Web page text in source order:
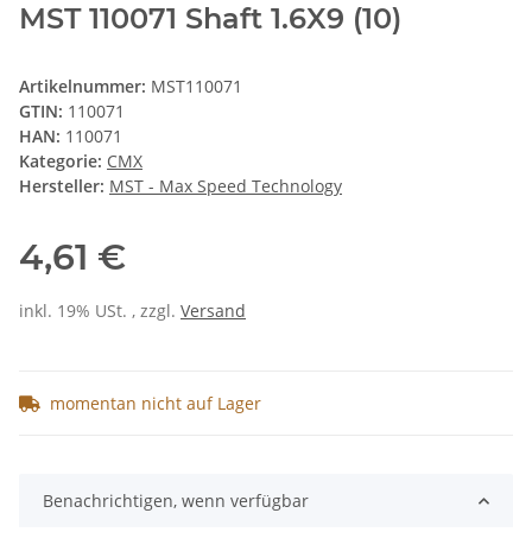
MST 110071 Shaft 1.6X9 (10)
Artikelnummer: MST110071
GTIN: 110071
HAN: 110071
Kategorie: CMX
Hersteller: MST - Max Speed Technology
4,61 €
inkl. 19% USt. , zzgl. Versand
momentan nicht auf Lager
Benachrichtigen, wenn verfügbar